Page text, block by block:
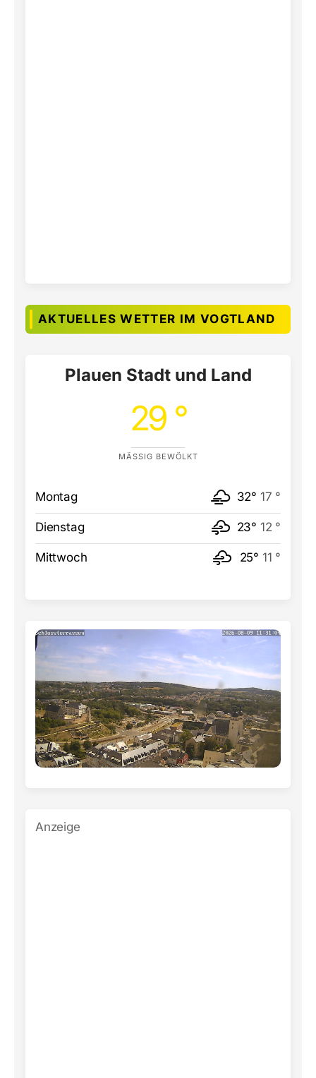
AKTUELLES WETTER IM VOGTLAND
Plauen Stadt und Land
29 °
MÄSSIG BEWÖLKT
Montag 32° 17 °
Dienstag 23° 12 °
Mittwoch 25° 11 °
Anzeige